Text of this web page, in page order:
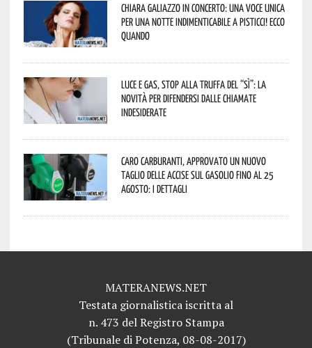
Chiara Galiazzo in concerto: una voce unica
per una notte indimenticabile a Pisticci! Ecco
quando
Luce e gas, stop alla truffa del “Sì”: la
novità per difendersi dalle chiamate
indesiderate
Caro carburanti, approvato un nuovo
taglio delle accise sul gasolio fino al 25
agosto: i dettagli
MATERANEWS.NET
Testata giornalistica iscritta al
n. 473 del Registro Stampa
(Tribunale di Potenza, 08-08-2017)